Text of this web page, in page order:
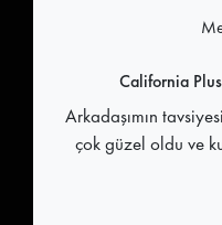
California
Arkadaşımın
çok güzel oldu ve